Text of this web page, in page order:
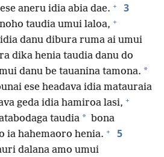
aneru idia abia dae. + 3
taudia umui laloa, +
danu dibura ruma ai umui
dika henia taudia danu do
danu be tauanina tamona. *
ese headava idia matauraia
geda idia hamiroa lasi, +
taudia * bona
ia hahemaoro henia. + 5
dalana amo umui